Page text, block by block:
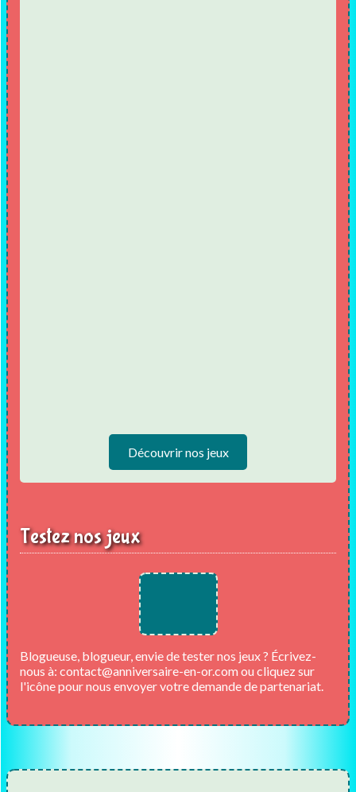
Découvrir nos jeux
Testez nos jeux
Blogueuse, blogueur, envie de tester nos jeux ? Écrivez-
nous à: contact@anniversaire-en-or.com ou cliquez sur
l'icône pour nous envoyer votre demande de partenariat.